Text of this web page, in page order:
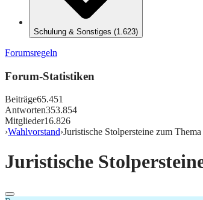
Schulung & Sonstiges (1.623)
Forumsregeln
Forum-Statistiken
Beiträge65.451
Antworten353.854
Mitglieder16.826
›Wahlvorstand›Juristische Stolpersteine zum
Juristische